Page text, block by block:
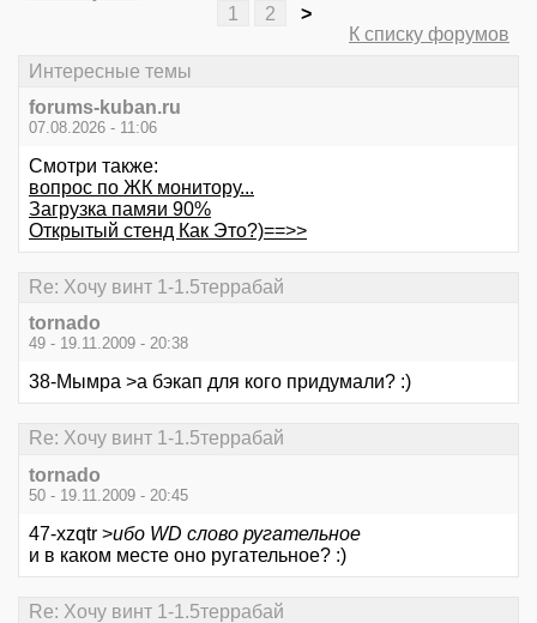
1
2
>
К списку форумов
Интересные темы
forums-kuban.ru
07.08.2026 - 11:06
Смотри также:
вопрос по ЖК монитору...
Загрузка памяи 90%
Открытый стенд Как Это?)==>>
Re: Хочу винт 1-1.5террабай
tornado
49 - 19.11.2009 - 20:38
38-Мымра >а бэкап для кого придумали? :)
Re: Хочу винт 1-1.5террабай
tornado
50 - 19.11.2009 - 20:45
47-xzqtr >ибо WD слово ругательное
и в каком месте оно ругательное? :)
Re: Хочу винт 1-1.5террабай